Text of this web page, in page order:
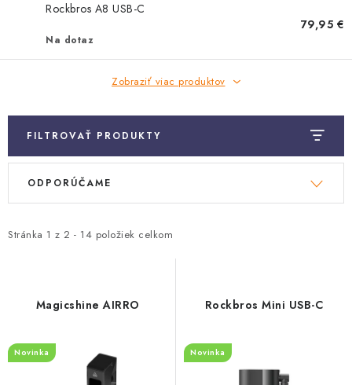
Tabuľka veľkostí bicyklov
Cenník servisu bicyklov
Návod BOSCH Návod PANASONIC
Rockbros A8 USB-C
Na dotaz
79,95 €
Zobraziť viac produktov
FILTROVAŤ PRODUKTY
V
i
d
u
Stránka 1 z 2 - 14 položiek celkom
R
e
r
o
ODPORÚČAME
Magicshine AIRRO
Novinka
Rockbros Mini USB-C
Novinka